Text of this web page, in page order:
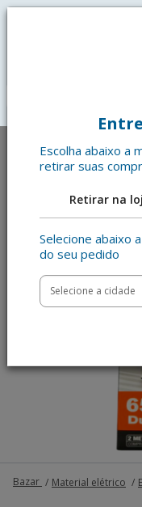
Escolha abaixo a
retirar suas
Retirar na
Selecione abaixo
do seu pedido
Bazar Material elétrico